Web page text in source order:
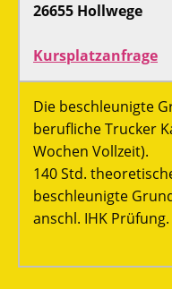
26655 Hollwege
Kursplatzanfrage
Die beschleunigte
berufliche Trucker
Wochen Vollzeit).
140 Std.
beschleunigte
anschl. IHK Prüfung.